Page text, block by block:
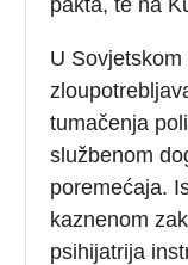
U
tumačenja
službenom
poremećaja.
kaznenom
psihijatrija